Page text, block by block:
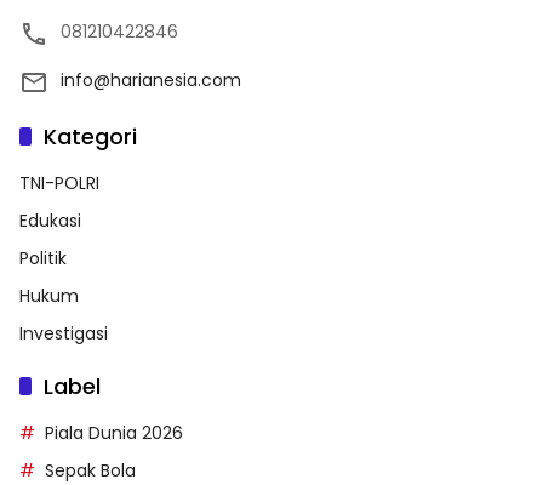
081210422846
info@harianesia.com
Kategori
TNI-POLRI
Edukasi
Politik
Hukum
Investigasi
Label
Piala Dunia 2026
Sepak Bola